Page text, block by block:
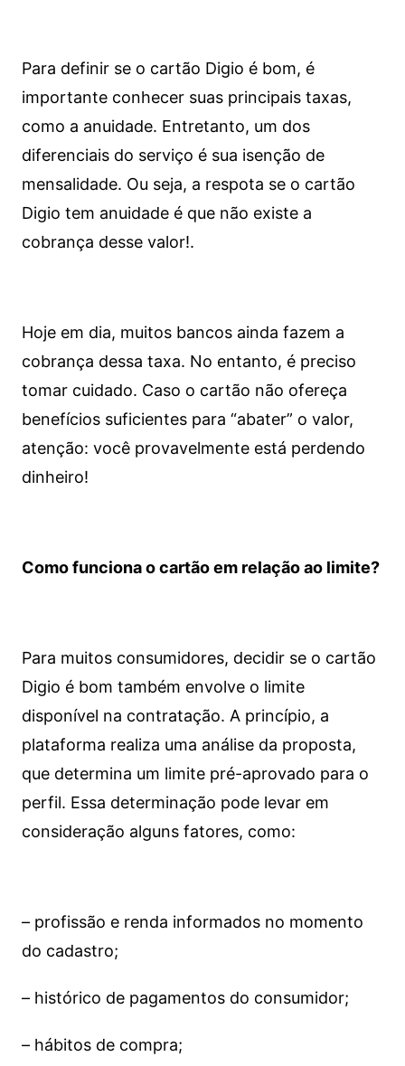
Para definir se o cartão Digio é bom, é
importante conhecer suas principais taxas,
como a anuidade. Entretanto, um dos
diferenciais do serviço é sua isenção de
mensalidade. Ou seja, a respota se o cartão
Digio tem anuidade é que não existe a
cobrança desse valor!.
Hoje em dia, muitos bancos ainda fazem a
cobrança dessa taxa. No entanto, é preciso
tomar cuidado. Caso o cartão não ofereça
benefícios suficientes para “abater” o valor,
atenção: você provavelmente está perdendo
dinheiro!
Como funciona o cartão em relação ao limite?
Para muitos consumidores, decidir se o cartão
Digio é bom também envolve o limite
disponível na contratação. A princípio, a
plataforma realiza uma análise da proposta,
que determina um limite pré-aprovado para o
perfil. Essa determinação pode levar em
consideração alguns fatores, como:
– profissão e renda informados no momento
do cadastro;
– histórico de pagamentos do consumidor;
– hábitos de compra;